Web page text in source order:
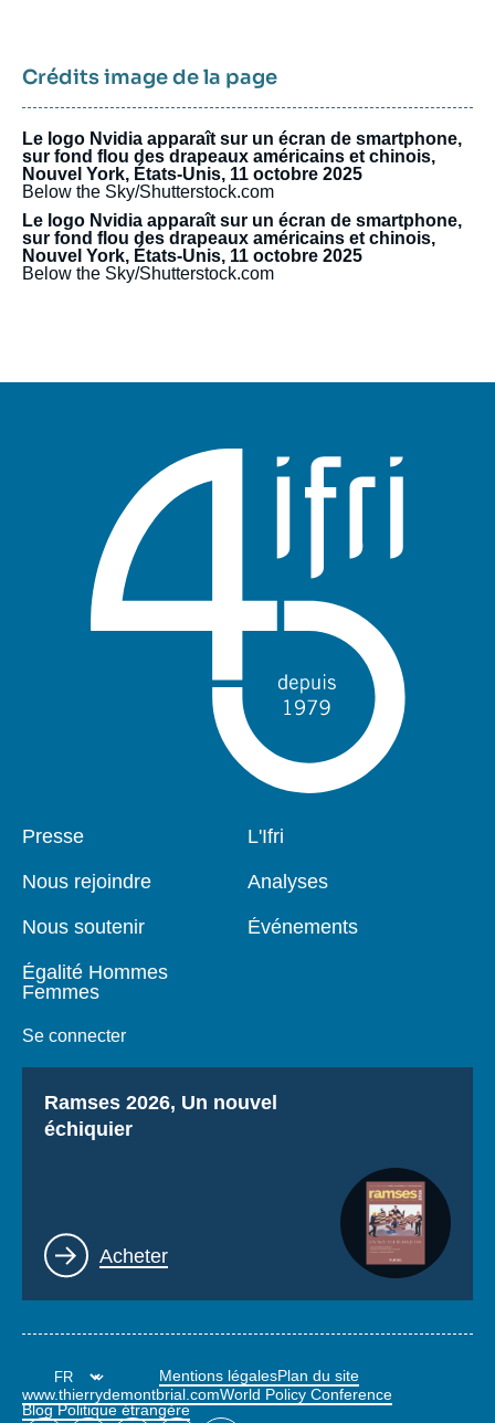
Crédits image de la page
Le logo Nvidia apparaît sur un écran de smartphone,
sur fond flou des drapeaux américains et chinois,
Nouvel York, États-Unis, 11 octobre 2025
Below the Sky/Shutterstock.com
Le logo Nvidia apparaît sur un écran de smartphone,
sur fond flou des drapeaux américains et chinois,
Nouvel York, États-Unis, 11 octobre 2025
Below the Sky/Shutterstock.com
Pied
Presse
Nous rejoindre
Nous soutenir
Égalité Hommes
Femmes
Se connecter
Navigation
L'Ifri
Analyses
Événements
Titre
Ramses 2026, Un nouvel
échiquier
Lien
Acheter
Mentions légalesPlan du site
www.thierrydemontbrial.comWorld Policy Conference
Blog Politique étrangère